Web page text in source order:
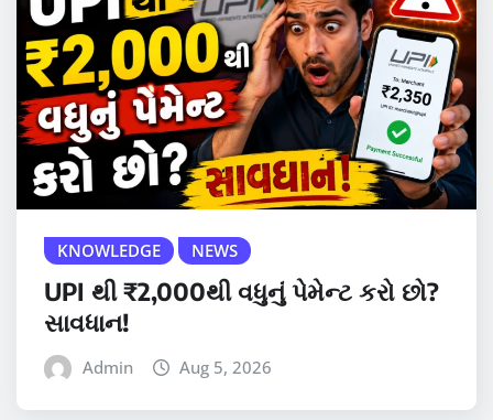
KNOWLEDGE NEWS
UPI થી ₹2,000થી વધુનું પેમેન્ટ કરો છો?
સાવધાન!
Admin Aug 5, 2026